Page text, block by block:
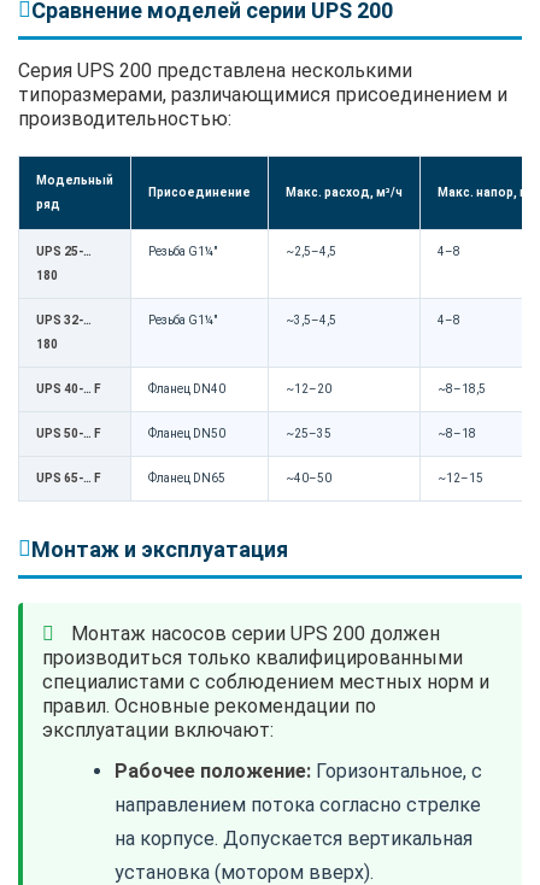
Сравнение моделей серии UPS 200
Серия UPS 200 представлена несколькими
типоразмерами, различающимися присоединением и
производительностью:
Модельный
ряд
Присоединение Макс. расход, м³/ч Макс. напор, м
UPS 25-…
180
Резьба G1¼" ~2,5–4,5 4–8
UPS 32-…
180
Резьба G1¼" ~3,5–4,5 4–8
UPS 40-… F Фланец DN40 ~12–20 ~8–18,5
UPS 50-… F Фланец DN50 ~25–35 ~8–18
UPS 65-… F Фланец DN65 ~40–50 ~12–15
Монтаж и эксплуатация
Монтаж насосов серии UPS 200 должен
производиться только квалифицированными
специалистами с соблюдением местных норм и
правил. Основные рекомендации по
эксплуатации включают:
Рабочее положение: Горизонтальное, с
направлением потока согласно стрелке
на корпусе. Допускается вертикальная
установка (мотором вверх).